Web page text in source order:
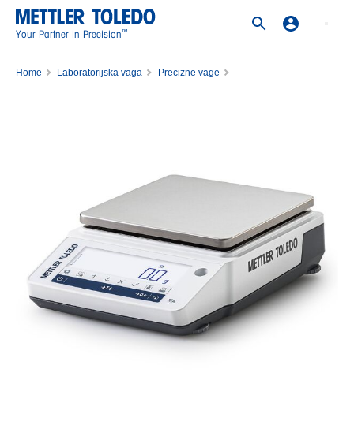
Your Partner in Precision™
Home Laboratorijska vaga
Precizne vage